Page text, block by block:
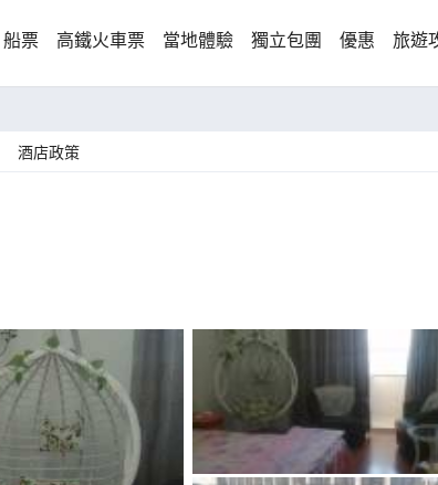
船票 高鐵火車票 當地體驗 獨立包團 優惠 旅遊
酒店政策